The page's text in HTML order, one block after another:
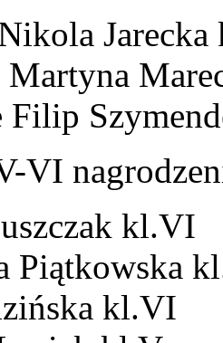
Martyna
Filip
VI
kl.VI
Piątkowska
kl.VI